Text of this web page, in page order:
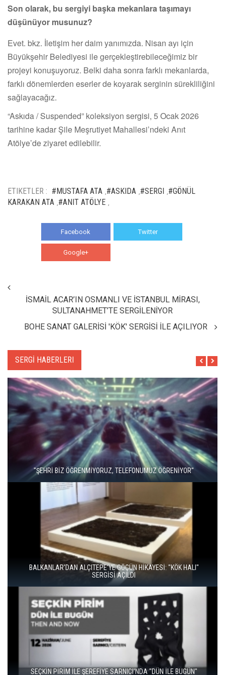
Son olarak, bu sergiyi başka mekanlara taşımayı
düşünüyor musunuz?
Evet. bkz. İletişim her daim yanımızda. Nisan ayı için
Büyükşehir Belediyesi ile gerçekleştirebileceğimiz bir
projeyi konuşuyoruz. Belki daha sonra farklı mekanlarda,
farklı dönemlerden eserler de koyarak serginin sürekliliğini
sağlayacağız.
“Askıda / Suspended” koleksiyon sergisi, 5 Ocak 2026
tarihine kadar Şile Meşrutiyet Mahallesi’ndeki Anıt
Atölye’de ziyaret edilebilir.
ETIKETLER : #MUSTAFA ATA #ASKIDA #SERGI #GÖNÜL
KARAKAN ATA #ANIT ATÖLYE
Facebook Twitter
Google+
İSMAİL ACAR’IN OSMANLI VE İSTANBUL MİRASI,
SULTANAHMET’TE SERGİLENİYOR
BOHE SANAT GALERİSİ 'KÖK' SERGİSİ İLE AÇILIYOR
SERGİ HABERLERI
"ŞEHRİ BİZ ÖĞRENMİYORUZ, TELEFONUMUZ ÖĞRENİYOR"
BALKANLAR'DAN ALÇITEPE'YE GÖÇÜN HİKAYESİ: "KÖK HALI"
SERGİSİ AÇILDI
SEÇKİN PİRİM İLE ŞEREFİYE SARNICI'NDA "DÜN İLE BUGÜN"